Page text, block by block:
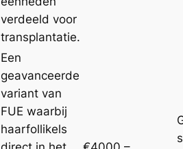
verdeeld voor
transplantatie.
Een
geavanceerde
variant van
FUE waarbij
haarfollikels